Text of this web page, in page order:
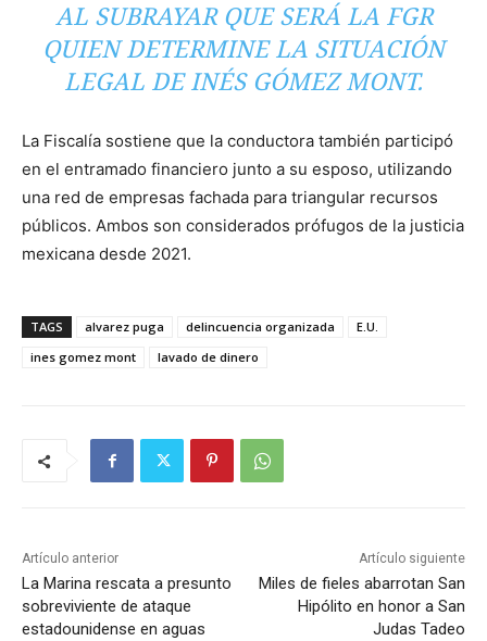
AL SUBRAYAR QUE SERÁ LA FGR
QUIEN DETERMINE LA SITUACIÓN
LEGAL DE INÉS GÓMEZ MONT.
La Fiscalía sostiene que la conductora también participó
en el entramado financiero junto a su esposo, utilizando
una red de empresas fachada para triangular recursos
públicos. Ambos son considerados prófugos de la justicia
mexicana desde 2021.
TAGS alvarez puga delincuencia organizada
E.U.
ines gomez mont
lavado de dinero
Artículo anterior
La Marina rescata a presunto
sobreviviente de ataque
estadounidense en aguas
Artículo siguiente
Miles de fieles abarrotan San
Hipólito en honor a San
Judas Tadeo